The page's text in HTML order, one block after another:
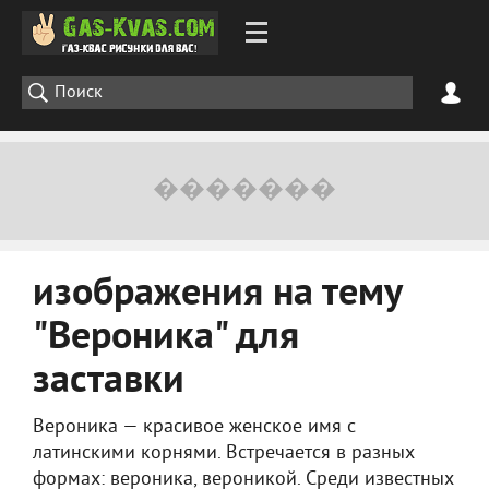
изображения на тему
"Вероника" для
заставки
Вероника — красивое женское имя с
латинскими корнями. Встречается в разных
формах: вероника, вероникой. Среди известных